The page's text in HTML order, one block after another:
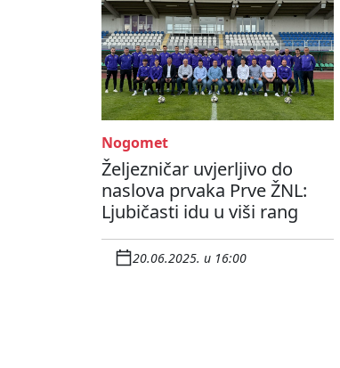
Nogomet
Željezničar uvjerljivo do
naslova prvaka Prve ŽNL:
Ljubičasti idu u viši rang
20.06.2025. u 16:00